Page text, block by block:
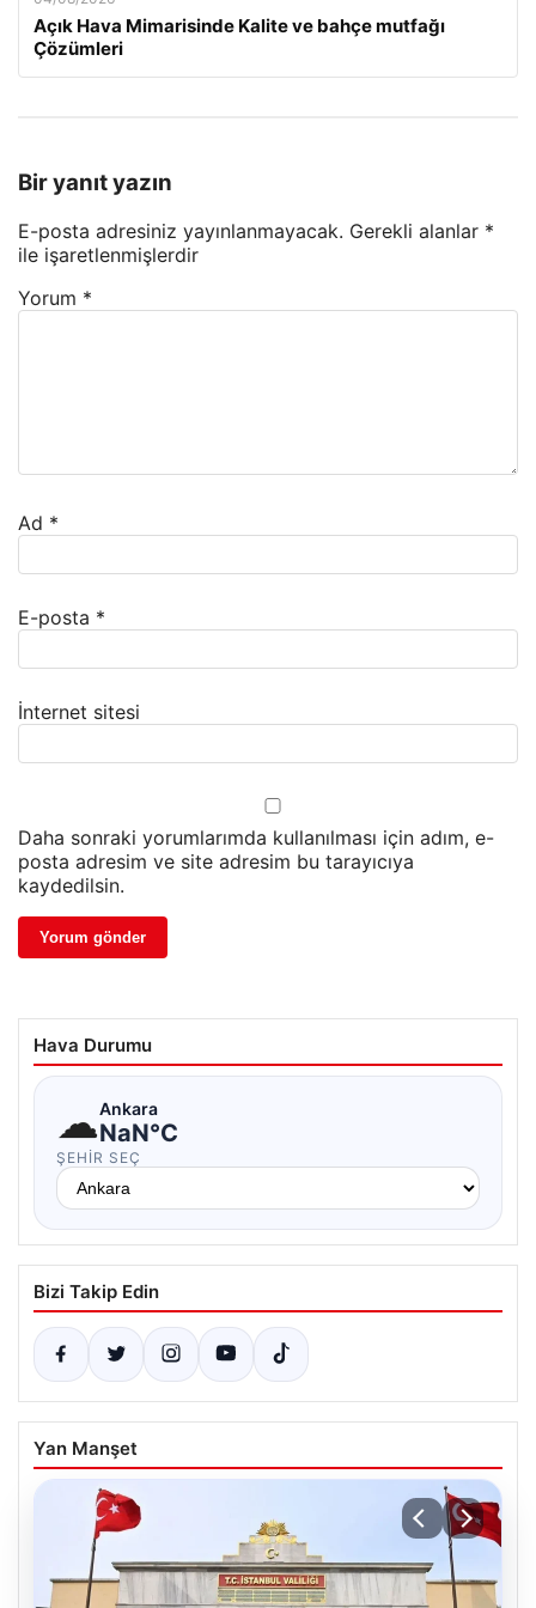
Açık Hava Mimarisinde Kalite ve bahçe mutfağı
Çözümleri
Bir yanıt yazın
E-posta adresiniz yayınlanmayacak. Gerekli alanlar *
ile işaretlenmişlerdir
Yorum *
Ad *
E-posta *
İnternet sitesi
Daha sonraki yorumlarımda kullanılması için adım, e-
posta adresim ve site adresim bu tarayıcıya
kaydedilsin.
Hava Durumu
☁Ankara
NaN°C
ŞEHIR SEÇ
Bizi Takip Edin
Yan Manşet